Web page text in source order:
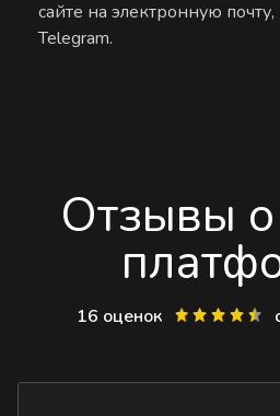
сайте на электронную
Telegram.
Отзывы
16 оценок